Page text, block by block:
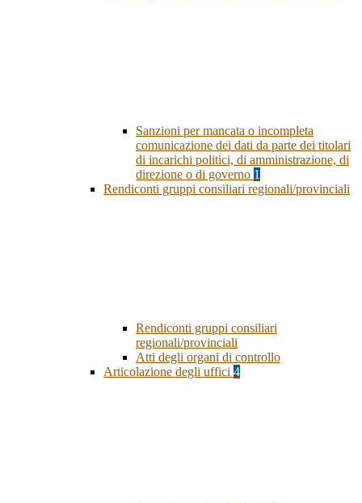
Sanzioni per mancata o incompleta
comunicazione dei dati da parte dei titolari
di incarichi politici, di amministrazione, di
direzione o di governo 1
Rendiconti gruppi consiliari regionali/provinciali
Rendiconti gruppi consiliari
regionali/provinciali
Atti degli organi di controllo
Articolazione degli uffici 4